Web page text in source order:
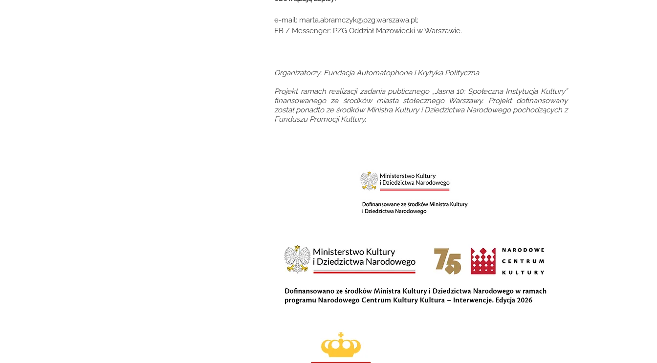
​e-mail: marta.abramczyk@pzg.warszawa.pl;
FB / Messenger: PZG Oddział Mazowiecki w Warszawie.
Organizatorzy: Fundacja Automatophone i Krytyka Polityczna
Projekt ramach realizacji zadania publicznego „Jasna 10: Społeczna Instytucja Kultury”
finansowanego ze środków miasta stołecznego Warszawy. Projekt dofinansowany
został ponadto ze środków Ministra Kultury i Dziedzictwa Narodowego pochodzących z
Funduszu Promocji Kultury.